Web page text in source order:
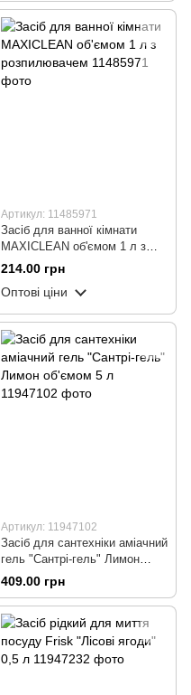
Артикул: 11485971
Засіб для ванної кімнати
MAXICLEAN об'ємом 1 л з
розпилювачем
214.00 грн
Оптові ціни
Артикул: 11947102
Засіб для сантехніки аміачний
гель "Сантрі-гель" Лимон
об'ємом 5 л
409.00 грн